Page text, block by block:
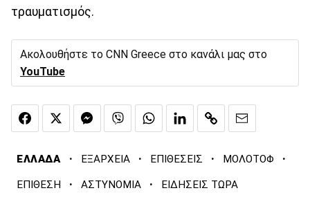
τραυματισμός.
Ακολουθήστε το CNN Greece στο κανάλι μας στο
YouTube
ΕΛΛΑΔΑ · ΕΞΑΡΧΕΙΑ · ΕΠΙΘΕΣΕΙΣ · ΜΟΛΟΤΟΦ ·
ΕΠΙΘΕΣΗ · ΑΣΤΥΝΟΜΙΑ · ΕΙΔΗΣΕΙΣ ΤΩΡΑ